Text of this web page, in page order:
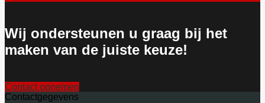
Wij ondersteunen u graag bij het
maken van de juiste keuze!
Contact opnemen
Contactgegevens